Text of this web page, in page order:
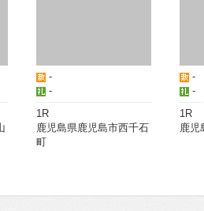
-
-
1R
鹿児島県鹿児島市西千石
町
-
-
1R
鹿児